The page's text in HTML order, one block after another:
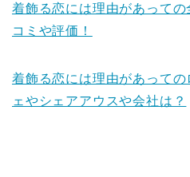
着飾る恋には理由があって
コミや評価！
着飾る恋には理由があって
ェやシェアアウスや会社は？